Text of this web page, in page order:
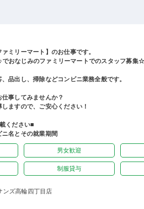
ミリーマート】のお仕事です。
おなじみのファミリーマートでのスタッフ募集
品出し、掃除などコンビニ業務全般です。
事してみませんか？
ますので、ご安心ください！
ください■
名とその就業期間
男女歓迎
制服貸与
ンズ高輪四丁目店